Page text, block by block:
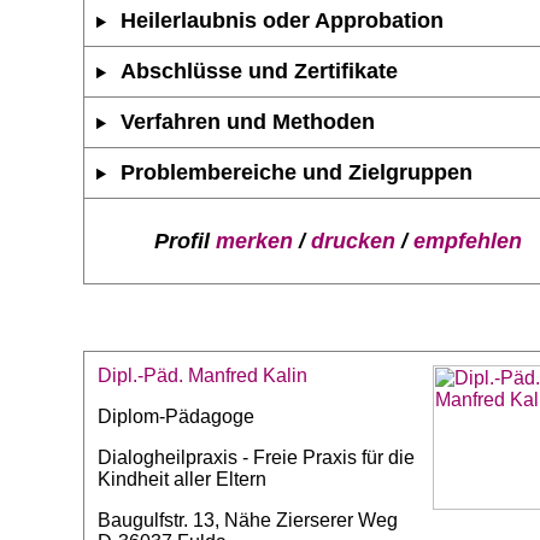
Heilerlaubnis oder Approbation
Abschlüsse und Zertifikate
Verfahren und Methoden
Problembereiche und Zielgruppen
Profil merken/drucken/empfehlen
Dipl.-Päd. Manfred Kalin
Diplom-Pädagoge
Dialogheilpraxis - Freie Praxis für die
Kindheit aller Eltern
Baugulfstr. 13, Nähe Zierserer Weg